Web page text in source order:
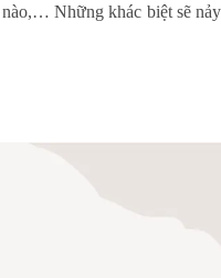
Những khác biệt sẽ